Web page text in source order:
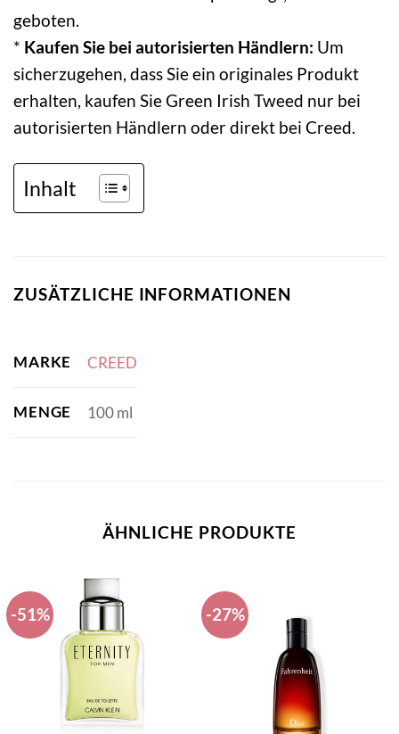
geboten.
* Kaufen Sie bei autorisierten Händlern: Um
sicherzugehen, dass Sie ein originales Produkt
erhalten, kaufen Sie Green Irish Tweed nur bei
autorisierten Händlern oder direkt bei Creed.
Inhalt
ZUSÄTZLICHE INFORMATIONEN
MARKE CREED
MENGE 100 ml
ÄHNLICHE PRODUKTE
-51% -27%